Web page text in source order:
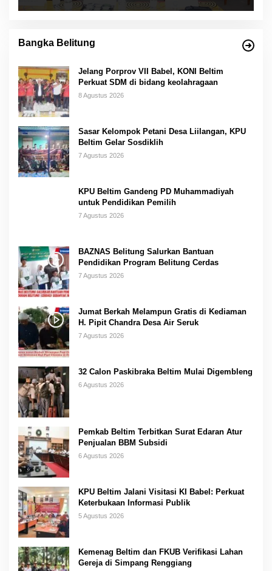
Bangka Belitung
Jelang Porprov VII Babel, KONI Beltim
Perkuat SDM di bidang keolahragaan
8 Agustus 2026
Sasar Kelompok Petani Desa Liilangan, KPU
Beltim Gelar Sosdiklih
7 Agustus 2026
KPU Beltim Gandeng PD Muhammadiyah
untuk Pendidikan Pemilih
7 Agustus 2026
BAZNAS Belitung Salurkan Bantuan
Pendidikan Program Belitung Cerdas
7 Agustus 2026
Jumat Berkah Melampun Gratis di Kediaman
H. Pipit Chandra Desa Air Seruk
7 Agustus 2026
32 Calon Paskibraka Beltim Mulai Digembleng
6 Agustus 2026
Pemkab Beltim Terbitkan Surat Edaran Atur
Penjualan BBM Subsidi
6 Agustus 2026
KPU Beltim Jalani Visitasi KI Babel: Perkuat
Keterbukaan Informasi Publik
5 Agustus 2026
Kemenag Beltim dan FKUB Verifikasi Lahan
Gereja di Simpang Renggiang